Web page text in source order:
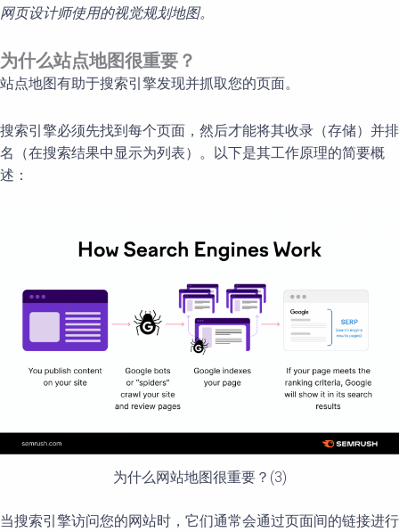
网页设计师使用的视觉规划地图。
为什么站点地图很重要？
站点地图有助于搜索引擎发现并抓取您的页面。
搜索引擎必须先找到每个页面，然后才能将其收录（存储）并排
名（在搜索结果中显示为列表）。以下是其工作原理的简要概
述：
为什么网站地图很重要？(3)
当搜索引擎访问您的网站时，它们通常会通过页面间的链接进行